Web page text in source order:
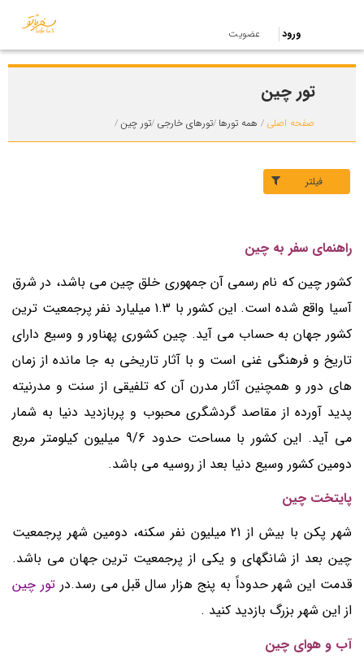
ورود عضویت
تور چین
صفحه اصلی همه تورها تورهای خارجی تور چین
فیلتر
راهنمای سفر به چین
کشور چین که نام رسمی آن جمهوری خلق چین می باشد، در شرق
آسیا واقع شده است. این کشور با 1.3 میلیارد نفر پرجمعیت ترین
کشور جهان به حساب می آید. چین کشوری پهناور و وسیع دارای
تاریخ و فرهنگی غنی است و با آثار تاریخی به جا مانده از زمان
های دور و همچنین آثار مدرن آن که تلفیقی از سنت و مدرنیته
پدید آورده از مقاصد گردشگری محبوب و پربازدید دنیا به شمار
می آید. این کشور با مساحت حدود 9/6 میلیون کیلومتر مربع
دومین کشور وسیع دنیا بعد از روسیه می باشد.
پایتخت چین
شهر پکن با بیش از 21 میلیون نفر سکنه، دومین شهر پرجمعیت
چین بعد از شانگهای و یکی از پرجمعیت ترین جهان می باشد.
قدمت این شهر حدوداً به پنج هزار سال قبل می رسد.در تور چین
از این شهر بزرگ بازدید کنید .
آب و هوای چین